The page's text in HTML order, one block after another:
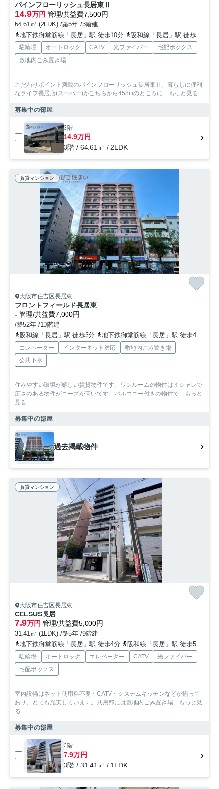
パインフローリッシュ長居東Ⅱ
14.9万円 管理/共益費7,500円
64.61㎡ (2LDK) /築5年 /3階建
地下鉄御堂筋線「長居」駅 徒歩10分
阪和線「長居」駅 徒歩12分
駐輪場 オートロック CATV 光ファイバー
宅配ボックス
敷地内ごみ置き場
こだわりポイント満載のパインフローリッシュ長居東Ⅱ。暮らしに便利
なライフ長居店(スーパー)がこちらから458mのところに...
もっと見る
募集中の部屋
3階
14.9万円
3階 / 64.61㎡ / 2LDK
賃貸マンション
大阪市住吉区長居東
フロントフィールド長居東
- 管理/共益費7,000円
/築52年 /10階建
阪和線「長居」駅 徒歩3分
地下鉄御堂筋線「長居」駅 徒歩4分
エレベーター インターネット対応
敷地内ごみ置き場
公共下水
住みやすい環境が嬉しい賃貸物件です。ワンルームの物件はオシャレで
広さのある物件がニーズが高いです。バルコニー付きの物件で...
もっと
見る
募集中の部屋
過去掲載物件
賃貸マンション
大阪市住吉区長居東
CELSUS長居
7.9万円 管理/共益費5,000円
31.41㎡ (1LDK) /築5年 /9階建
地下鉄御堂筋線「長居」駅 徒歩4分
阪和線「長居」駅 徒歩5分
駐輪場 オートロック エレベーター CATV
光ファイバー
宅配ボックス
室内設備はネット使用料不要・CATV・システムキッチンなどが揃って
おり、とても充実しています。共用部には敷地内ごみ置き場...
もっと見
る
募集中の部屋
3階
7.9万円
3階 / 31.41㎡ / 1LDK